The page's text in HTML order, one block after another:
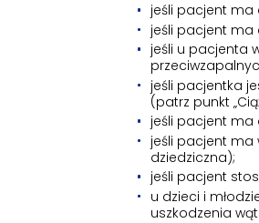
jeśli pacjent ma
jeśli pacjent ma
jeśli u pacjenta
jeśli pacjentka
(patrz punkt
jeśli pacjent
jeśli pacjent
dziedziczna);
jeśli pacjent
u dzieci i
uszkodzenia